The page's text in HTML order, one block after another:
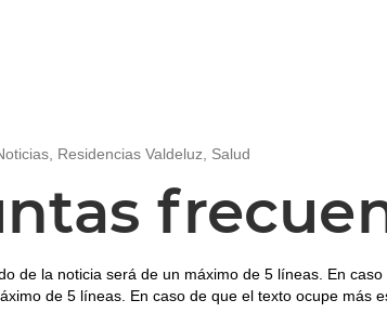
Residencias Valdeluz Salud
de la noticia será de un máximo de 5 líneas. En
de 5 líneas. En caso de que el texto ocupe más